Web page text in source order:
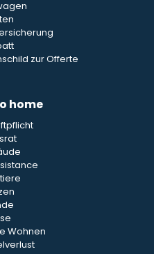
zur Offerte
home
Wohnen